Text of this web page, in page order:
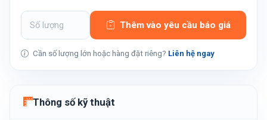
Thêm vào yêu cầu báo giá
Cần số lượng lớn hoặc hàng đặt riêng? Liên hệ ngay
Thông số kỹ thuật